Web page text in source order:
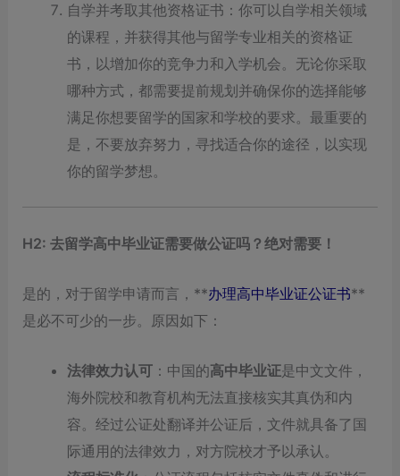
自学并考取其他资格证书：你可以自学相关领域
的课程，并获得其他与留学专业相关的资格证
书，以增加你的竞争力和入学机会。无论你采取
哪种方式，都需要提前规划并确保你的选择能够
满足你想要留学的国家和学校的要求。最重要的
是，不要放弃努力，寻找适合你的途径，以实现
你的留学梦想。
H2: 去留学高中毕业证需要做公证吗？绝对需要！
是的，对于留学申请而言，**办理高中毕业证公证书**
是必不可少的一步。原因如下：
法律效力认可：中国的高中毕业证是中文文件，
海外院校和教育机构无法直接核实其真伪和内
容。经过公证处翻译并公证后，文件就具备了国
际通用的法律效力，对方院校才予以承认。